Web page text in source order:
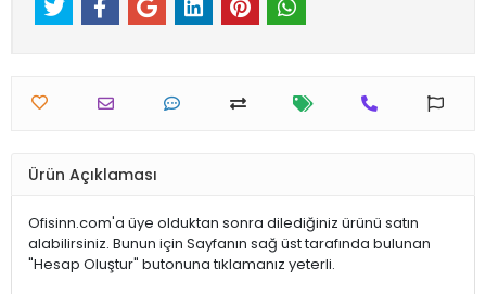
Ürün Açıklaması
Ofisinn.com'a üye olduktan sonra dilediğiniz ürünü satın
alabilirsiniz. Bunun için Sayfanın sağ üst tarafında bulunan
"Hesap Oluştur" butonuna tıklamanız yeterli.